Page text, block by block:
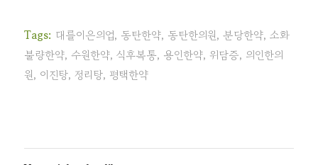
Tags: 대를이은의업, 동탄한약, 동탄한의원, 분당한약, 소화
불량한약, 수원한약, 식후복통, 용인한약, 위담증, 의인한의
원, 이진탕, 정리탕, 평택한약